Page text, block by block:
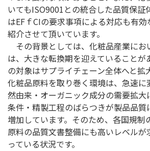
いてもISO9001との統合した品質保証
はEFｆCIの要求事項による対応も有
紹介させて頂いています。
その背景としては、化粧品産業にお
は、大きな転換期を迎えていることが
の対象はサプライチェーン全体へと拡
化粧品原料を取り巻く環境は、急速に
然由来・オーガニック成分の需要拡
条件・精製工程のばらつきが製品品質
増加しています。そのため、各国規制
原料の品質文書整備にも高いレベル
っている状況です。